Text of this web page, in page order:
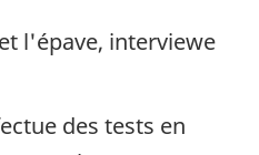
l'épave, interviewe
des tests en